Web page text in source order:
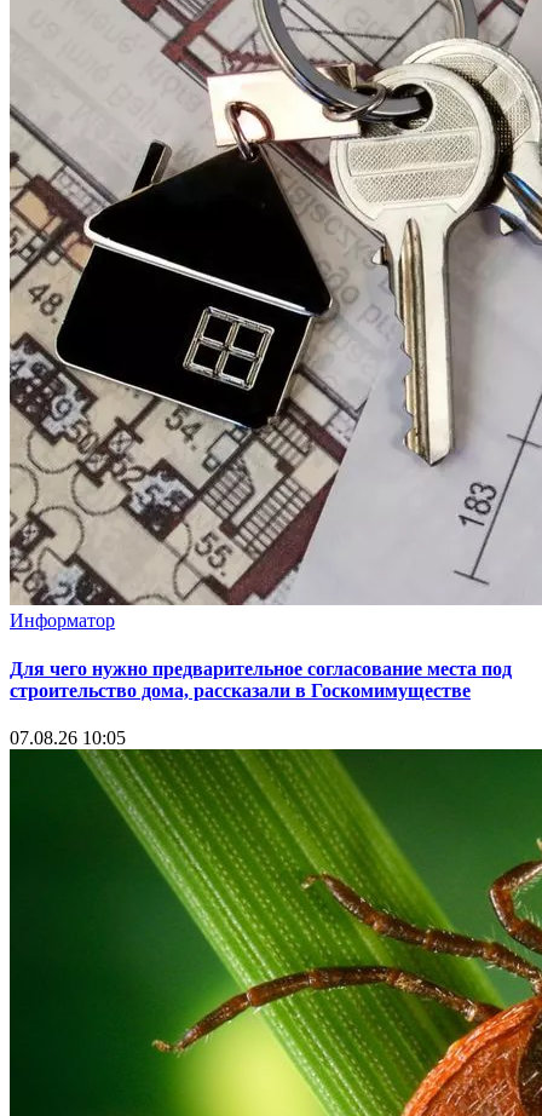
Информатор
Для чего нужно предварительное согласование места под
строительство дома, рассказали в Госкомимуществе
07.08.26 10:05